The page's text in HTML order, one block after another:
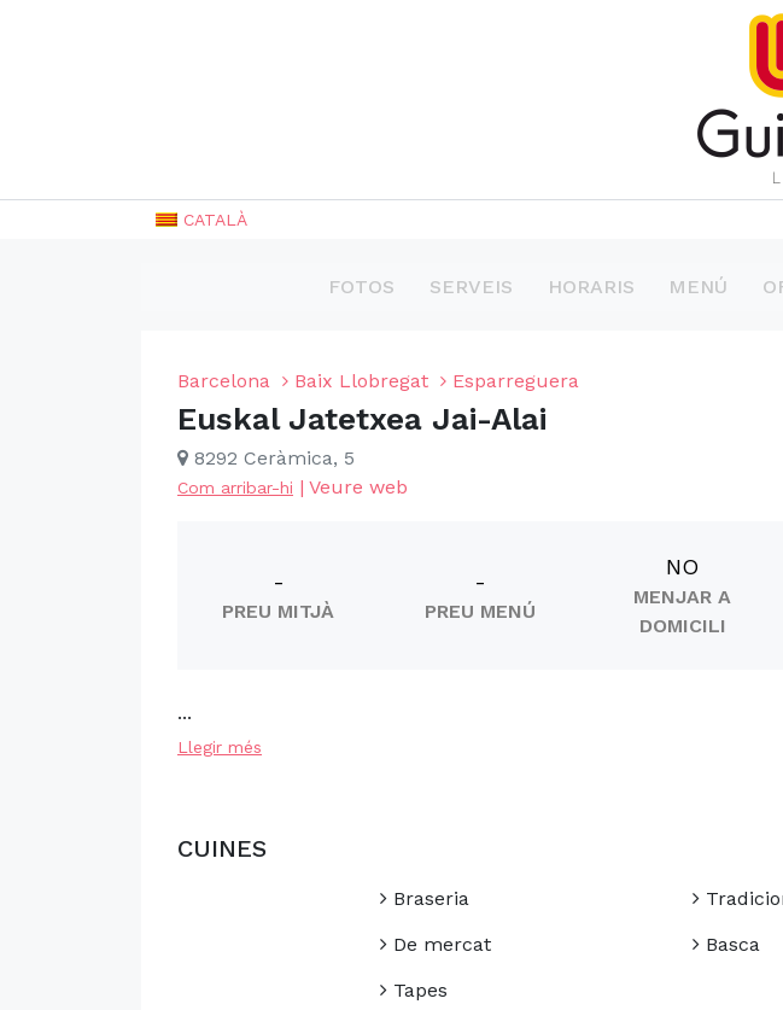
CATALÀ
FOTOS SERVEIS HORARIS MENÚ
Barcelona Baix Llobregat Esparreguera
Euskal Jatetxea Jai-Alai
8292 Ceràmica, 5
Com arribar-hi | Veure web
-
PREU MITJÀ
-
PREU MENÚ
NO
MENJAR A
DOMICILI
...
Llegir més
CUINES
Braseria
De mercat
Tapes
Basca